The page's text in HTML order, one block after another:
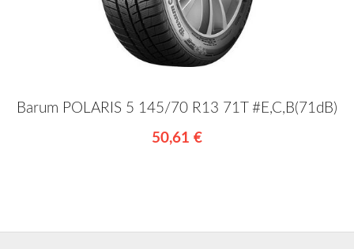
Barum POLARIS 5 145/70 R13 71T #E,C,B(71dB)
50,61 €